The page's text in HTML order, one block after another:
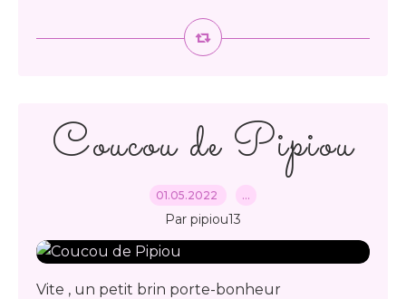
Coucou de Pipiou
01.05.2022 …
Par pipiou13
Vite , un petit brin porte-bonheur